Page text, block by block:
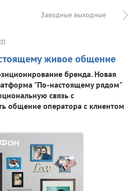
Заводные выходные
живое общение
бренда. Новая
"По-настоящему рядом"
связь с
общение оператора с клиентом